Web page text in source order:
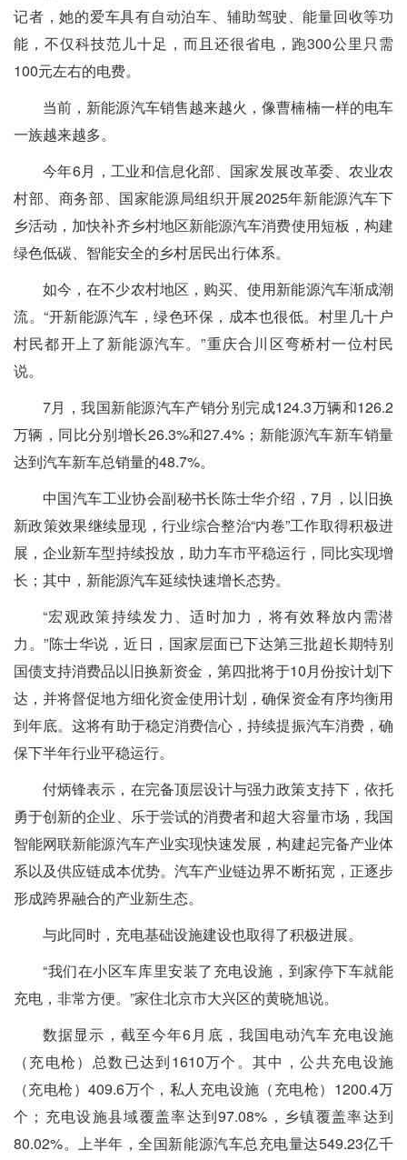
记者，她的爱车具有自动泊车、辅助驾驶、能量回收等功
能，不仅科技范儿十足，而且还很省电，跑300公里只需
100元左右的电费。
当前，新能源汽车销售越来越火，像曹楠楠一样的电车
一族越来越多。
今年6月，工业和信息化部、国家发展改革委、农业农
村部、商务部、国家能源局组织开展2025年新能源汽车下
乡活动，加快补齐乡村地区新能源汽车消费使用短板，构建
绿色低碳、智能安全的乡村居民出行体系。
如今，在不少农村地区，购买、使用新能源汽车渐成潮
流。“开新能源汽车，绿色环保，成本也很低。村里几十户
村民都开上了新能源汽车。”重庆合川区弯桥村一位村民
说。
7月，我国新能源汽车产销分别完成124.3万辆和126.2
万辆，同比分别增长26.3%和27.4%；新能源汽车新车销量
达到汽车新车总销量的48.7%。
中国汽车工业协会副秘书长陈士华介绍，7月，以旧换
新政策效果继续显现，行业综合整治“内卷”工作取得积极进
展，企业新车型持续投放，助力车市平稳运行，同比实现增
长；其中，新能源汽车延续快速增长态势。
“宏观政策持续发力、适时加力，将有效释放内需潜
力。”陈士华说，近日，国家层面已下达第三批超长期特别
国债支持消费品以旧换新资金，第四批将于10月份按计划下
达，并将督促地方细化资金使用计划，确保资金有序均衡用
到年底。这将有助于稳定消费信心，持续提振汽车消费，确
保下半年行业平稳运行。
付炳锋表示，在完备顶层设计与强力政策支持下，依托
勇于创新的企业、乐于尝试的消费者和超大容量市场，我国
智能网联新能源汽车产业实现快速发展，构建起完备产业体
系以及供应链成本优势。汽车产业链边界不断拓宽，正逐步
形成跨界融合的产业新生态。
与此同时，充电基础设施建设也取得了积极进展。
“我们在小区车库里安装了充电设施，到家停下车就能
充电，非常方便。”家住北京市大兴区的黄晓旭说。
数据显示，截至今年6月底，我国电动汽车充电设施
（充电枪）总数已达到1610万个。其中，公共充电设施
（充电枪）409.6万个，私人充电设施（充电枪）1200.4万
个；充电设施县域覆盖率达到97.08%，乡镇覆盖率达到
80.02%。上半年，全国新能源汽车总充电量达549.23亿千